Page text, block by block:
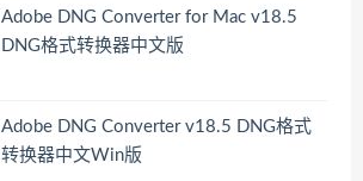
Adobe DNG Converter for Mac v18.5
DNG格式转换器中文版
Adobe DNG Converter v18.5 DNG格式
转换器中文Win版